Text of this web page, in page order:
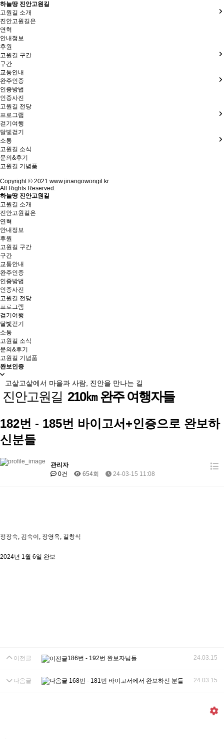
하늘땅 진안고원길
고원길 소개
진안고원길은
연혁
안내정보
후원
고원길 구간
구간
교통안내
완주인증
인증방법
인증사진
고원길 전당
프로그램
걷기여행
달빛걷기
소통
고원길 소식
문의&후기
고원길 기념품
Copyright © 2021 www.jinangowongil.kr.
All Rights Reserved.
하늘땅 진안고원길
고원길 소개
진안고원길은
연혁
안내정보
후원
고원길 구간
구간
교통안내
완주인증
인증방법
인증사진
고원길 전당
프로그램
걷기여행
달빛걷기
소통
고원길 소식
문의&후기
고원길 기념품
완보인증
고샅고샅에서 마을과 사람, 진안을 만나는 길
진안고원길 210㎞ 완주 여행자들
182번 - 185번 바이고서+인증으로 완보하
신분들
관리자
0건
654회 24-03-15 11:08
정장숙, 김숙이, 장영옥, 길창식
2024년 1월 6일 완보
이전글 186번 - 192번 완보자님들 24.03.15
다음글 168번 - 181번 바이고서에서 완보하신 분들 24.03.15